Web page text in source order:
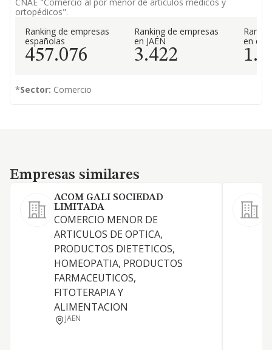
ortopédicos".
Ranking de empresas
españolas
457.076
Ranking de empresas
en JAÉN
3.422
en el
*Sector: Comercio
Empresas similares
Empresas similares
ACOM GALI SOCIEDAD
LIMITADA
COMERCIO MENOR DE
ARTICULOS DE OPTICA,
PRODUCTOS DIETETICOS,
HOMEOPATIA, PRODUCTOS
FARMACEUTICOS,
FITOTERAPIA Y
ALIMENTACION
JAEN